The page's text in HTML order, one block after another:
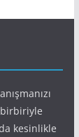
birbiriyle
kesinlikle